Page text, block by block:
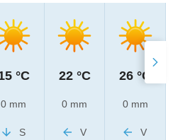
°C
0 mm
S
22 °C
0 mm
V
26 °C
0 mm
V